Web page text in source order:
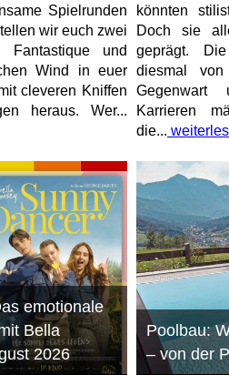
Spielrunden
wir euch zwei
Fantastique und
Wind in euer
cleveren Kniffen
heraus. Wer...
könnten
Doch sie
geprägt.
diesmal
Gegenwart
Karrieren
die...
emotionale
Bella
2026
Poolbau:
– von der